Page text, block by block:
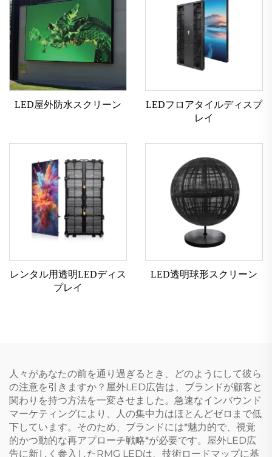
LED屋外防水スクリーン
LEDフロアタイルディスプ
レイ
レンタル用透明LEDディス
プレイ
LED透明球形スクリーン
人々があなたの前を通り過ぎるとき、どのようにして彼ら
の注意を引きますか？屋外LED広告は、ブランドが顧客と
関わりを持つ方法を一変させました。急速なインバウンド
マーケティングにより、人の集中力はほとんどゼロまで低
下しています。そのため、ブランドには*魅力的で、視覚
的かつ動的な再アプローチ戦略*が必要です。屋外LED広
告に新しく参入したRMG LEDは、技術ロードマップに基